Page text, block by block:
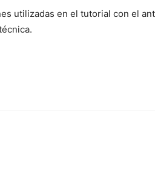
utilizadas en el tutorial con el